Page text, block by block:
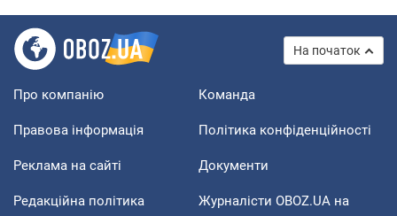
На початок
Про компанію Команда
Правова інформація Політика конфіденційності
Реклама на сайті Документи
Редакційна політика
Журналісти OBOZ.UA на